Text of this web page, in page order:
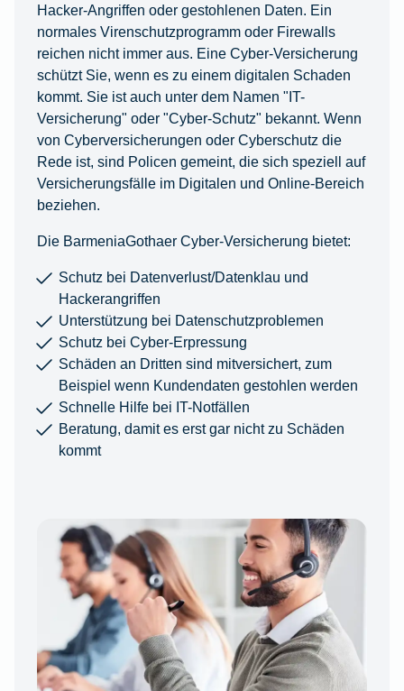
Hacker-Angriffen oder gestohlenen Daten. Ein
normales Virenschutzprogramm oder Firewalls
reichen nicht immer aus. Eine Cyber-Versicherung
schützt Sie, wenn es zu einem digitalen Schaden
kommt. Sie ist auch unter dem Namen "IT-
Versicherung" oder "Cyber-Schutz" bekannt. Wenn
von Cyberversicherungen oder Cyberschutz die
Rede ist, sind Policen gemeint, die sich speziell auf
Versicherungsfälle im Digitalen und Online-Bereich
beziehen.
Die BarmeniaGothaer Cyber-Versicherung bietet:
Schutz bei Datenverlust/Datenklau und
Hackerangriffen
Unterstützung bei Datenschutzproblemen
Schutz bei Cyber-Erpressung
Schäden an Dritten sind mitversichert, zum
Beispiel wenn Kundendaten gestohlen werden
Schnelle Hilfe bei IT-Notfällen
Beratung, damit es erst gar nicht zu Schäden
kommt